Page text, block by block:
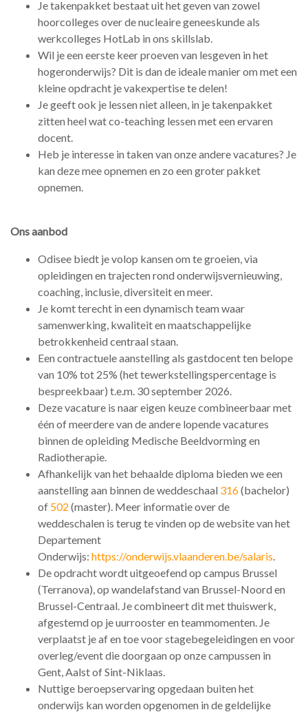
Je takenpakket bestaat uit het geven van zowel
hoorcolleges over de nucleaire geneeskunde als
werkcolleges HotLab in ons skillslab.
Wil je een eerste keer proeven van lesgeven in het
hogeronderwijs? Dit is dan de ideale manier om met een
kleine opdracht je vakexpertise te delen!
Je geeft ook je lessen niet alleen, in je takenpakket
zitten heel wat co-teaching lessen met een ervaren
docent.
Heb je interesse in taken van onze andere vacatures? Je
kan deze mee opnemen en zo een groter pakket
opnemen.
Ons aanbod
Odisee biedt je volop kansen om te groeien, via
opleidingen en trajecten rond onderwijsvernieuwing,
coaching, inclusie, diversiteit en meer.
Je komt terecht in een dynamisch team waar
samenwerking, kwaliteit en maatschappelijke
betrokkenheid centraal staan.
Een contractuele aanstelling als gastdocent ten belope
van 10% tot 25% (het tewerkstellingspercentage is
bespreekbaar) t.e.m. 30 september 2026.
Deze vacature is naar eigen keuze combineerbaar met
één of meerdere van de andere lopende vacatures
binnen de opleiding Medische Beeldvorming en
Radiotherapie.
Afhankelijk van het behaalde diploma bieden we een
aanstelling aan binnen de weddeschaal 316(bachelor)
of 502 (master). Meer informatie over de
weddeschalen is terug te vinden op de website van het
Departement
Onderwijs: https://onderwijs.vlaanderen.be/salaris.
De opdracht wordt uitgeoefend op campus Brussel
(Terranova), op wandelafstand van Brussel-Noord en
Brussel-Centraal. Je combineert dit met thuiswerk,
afgestemd op je uurrooster en teammomenten. Je
verplaatst je af en toe voor stagebegeleidingen en voor
overleg/event die doorgaan op onze campussen in
Gent, Aalst of Sint-Niklaas.
Nuttige beroepservaring opgedaan buiten het
onderwijs kan worden opgenomen in de geldelijke